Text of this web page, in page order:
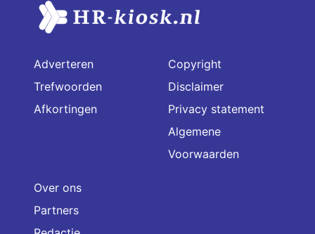
Adverteren
Trefwoorden
Afkortingen
Copyright
Disclaimer
Privacy statement
Algemene
Voorwaarden
Over ons
Partners